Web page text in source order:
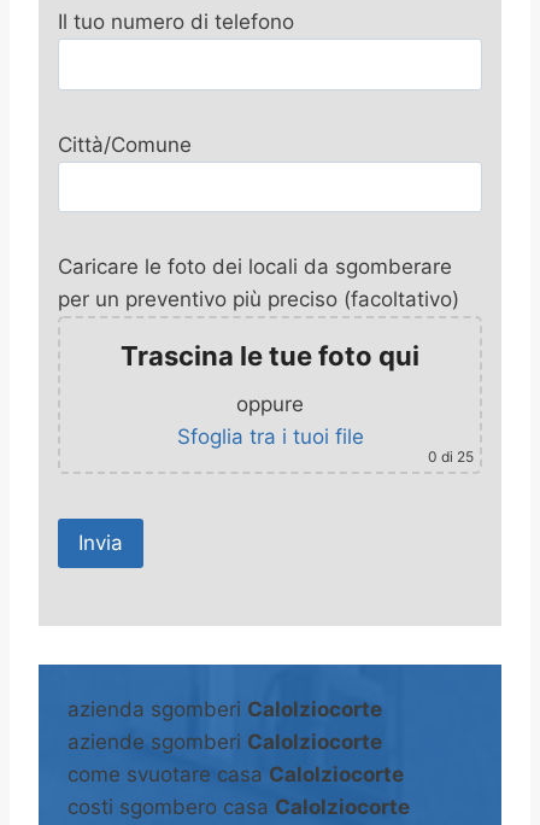
Il tuo numero di telefono
Città/Comune
Caricare le foto dei locali da sgomberare
per un preventivo più preciso (facoltativo)
Trascina le tue foto qui
oppure
Sfoglia tra i tuoi file
0 di 25
A
e
n
a
azienda sgomberi Calolziocorte
aziende sgomberi Calolziocorte
come svuotare casa Calolziocorte
costi sgombero casa Calolziocorte